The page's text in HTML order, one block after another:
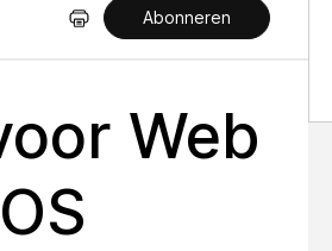
Abonneren
Web